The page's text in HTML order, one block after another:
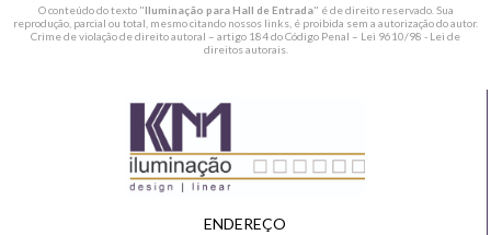
O conteúdo do texto "Iluminação para Hall de Entrada" é de direito reservado. Sua
reprodução, parcial ou total, mesmo citando nossos links, é proibida sem a autorização do autor.
Crime de violação de direito autoral – artigo 184 do Código Penal – Lei 9610/98 - Lei de
direitos autorais.
ENDEREÇO